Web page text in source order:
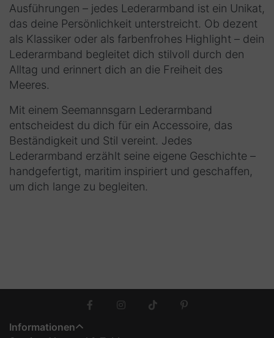
Ausführungen – jedes Lederarmband ist ein Unikat,
das deine Persönlichkeit unterstreicht. Ob dezent
als Klassiker oder als farbenfrohes Highlight – dein
Lederarmband begleitet dich stilvoll durch den
Alltag und erinnert dich an die Freiheit des
Meeres.
Mit einem Seemannsgarn Lederarmband
entscheidest du dich für ein Accessoire, das
Beständigkeit und Stil vereint. Jedes
Lederarmband erzählt seine eigene Geschichte –
handgefertigt, maritim inspiriert und geschaffen,
um dich lange zu begleiten.
Informationen